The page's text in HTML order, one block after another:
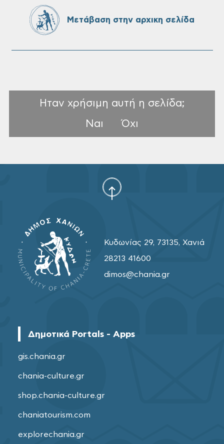
Δήμου Χανίων
Μετάβαση στην αρχικη σελίδα
Ηταν χρήσιμη αυτή η σελίδα;
Ναι
Όχι
Κυδωνίας 29, 73135, Χανιά
28213 41600
dimos@chania.gr
Δημοτικά Portals - Apps
gis.chania.gr
chania-culture.gr
shop.chania-culture.gr
chaniatourism.com
explorechania.gr